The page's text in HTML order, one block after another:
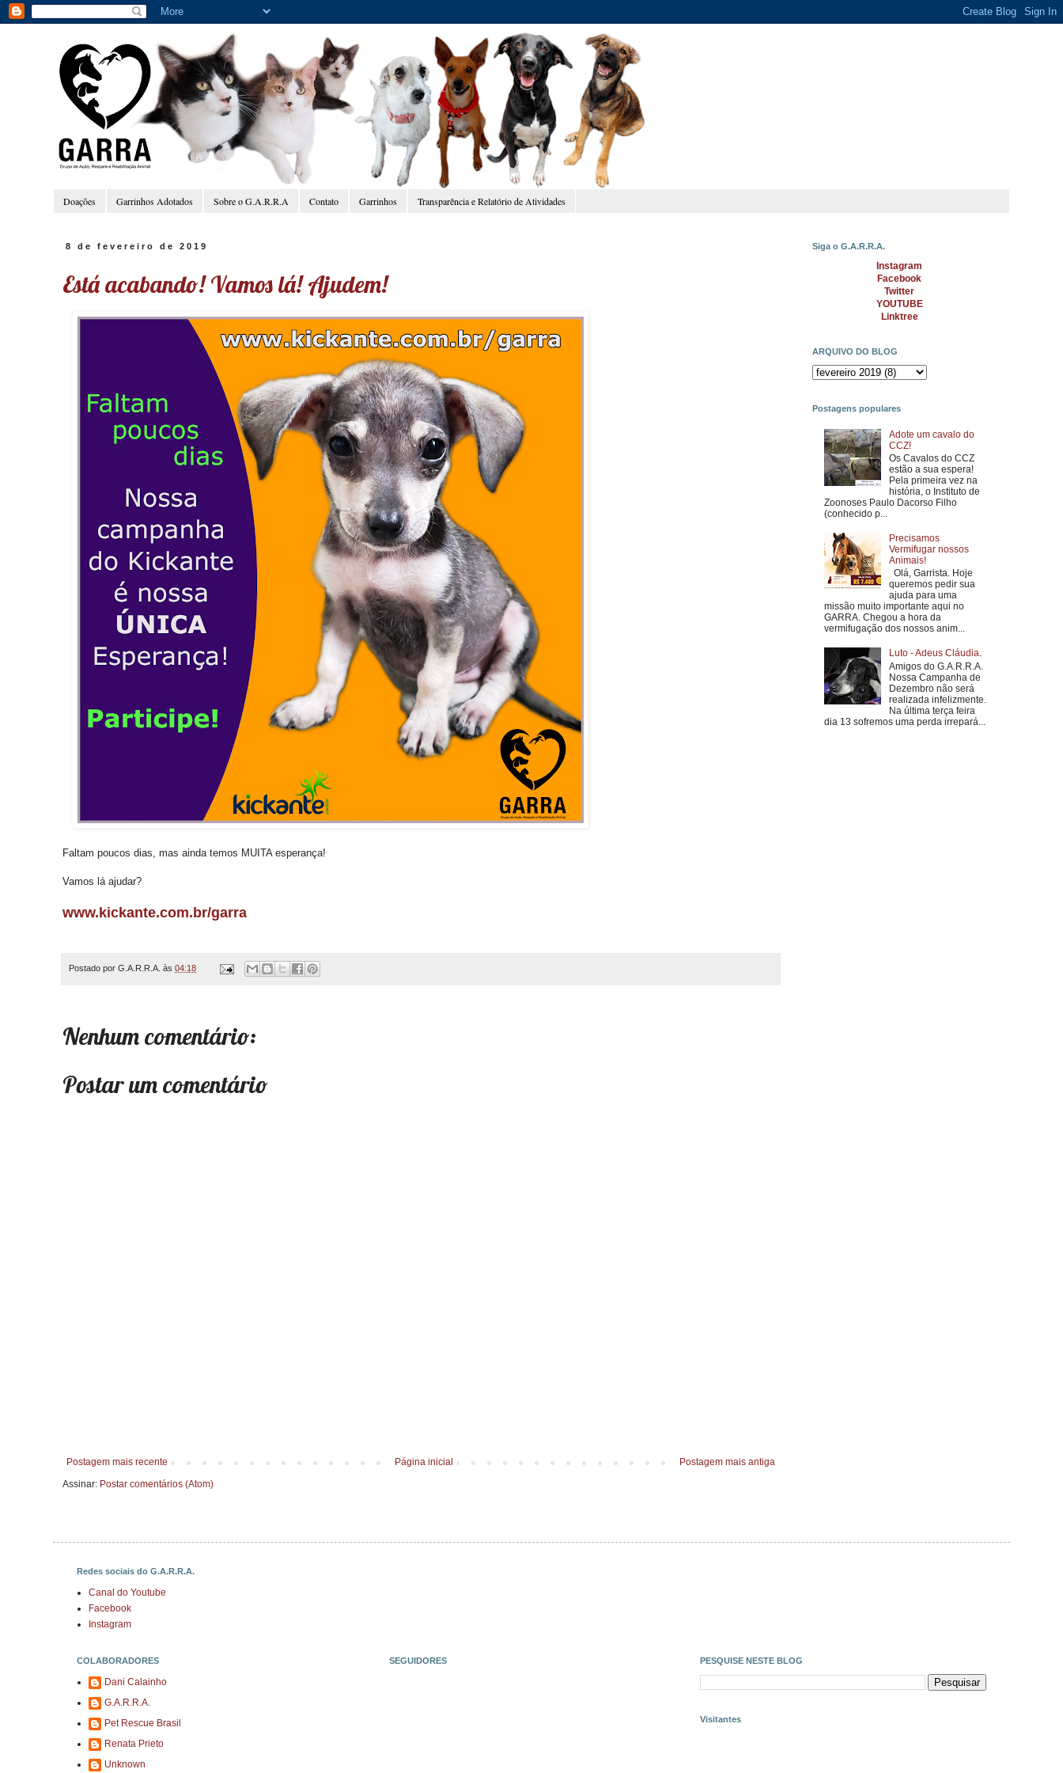
Doações Garrinhos Adotados Sobre o G.A.R.R.A Contato Garrinhos Transparência e Relatório de Atividades
8 de fevereiro de 2019
Está acabando! Vamos lá! Ajudem!
Faltam poucos dias, mas ainda temos MUITA esperança!
Vamos lá ajudar?
www.kickante.com.br/garra
Postado por G.A.R.R.A. às 04:18
Nenhum comentário:
Postar um comentário
Postagem mais recente Postagem mais antiga
Página inicial
Assinar: Postar comentários (Atom)
Siga o G.A.R.R.A.
Instagram
Facebook
Twitter
YOUTUBE
Linktree
ARQUIVO DO BLOG
Postagens populares
Adote um cavalo do
CCZ!
Os Cavalos do CCZ
estão a sua espera!
Pela primeira vez na
história, o Instituto de
Zoonoses Paulo Dacorso Filho
(conhecido p...
Precisamos
Vermifugar nossos
Animais!
Olá, Garrista. Hoje
queremos pedir sua
ajuda para uma
missão muito importante aqui no
GARRA. Chegou a hora da
vermifugação dos nossos anim...
Luto - Adeus Cláudia.
Amigos do G.A.R.R.A.
Nossa Campanha de
Dezembro não será
realizada infelizmente.
Na última terça feira
dia 13 sofremos uma perda irrepará...
Redes sociais do G.A.R.R.A.
Canal do Youtube
Facebook
Instagram
COLABORADORES
Dani Calainho
G.A.R.R.A.
Pet Rescue Brasil
Renata Prieto
Unknown
SEGUIDORES PESQUISE NESTE BLOG
Visitantes